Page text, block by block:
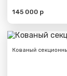
145 000 р
Кованый